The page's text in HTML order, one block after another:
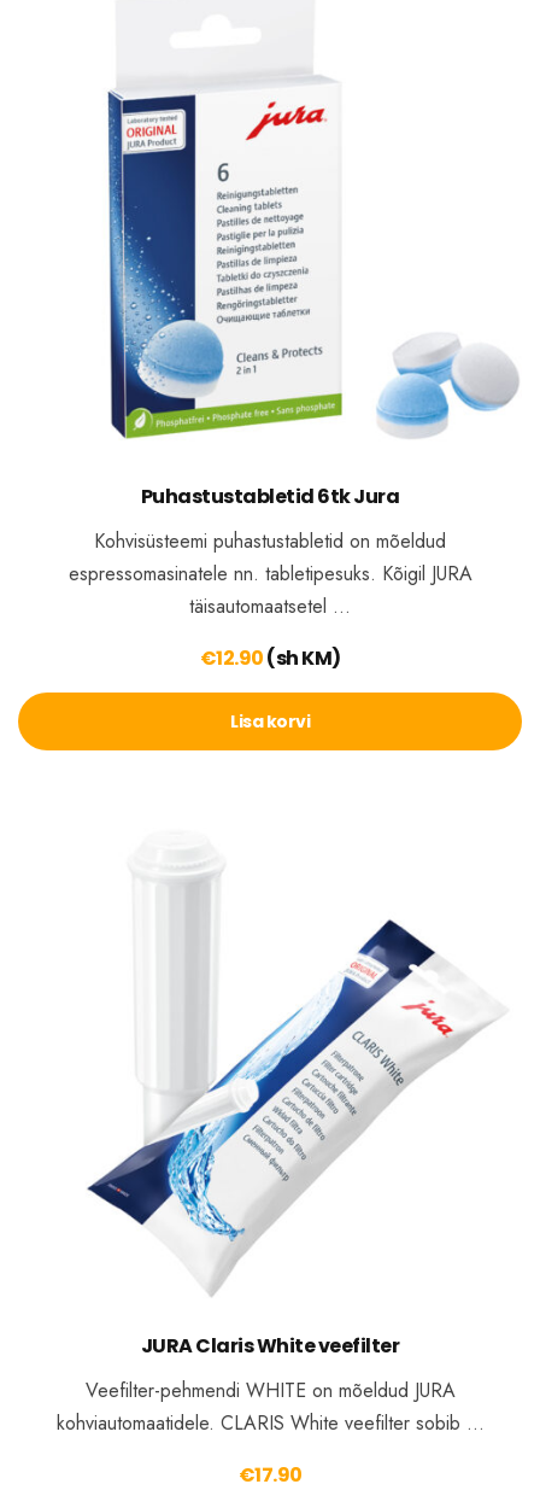
Puhastustabletid 6tk Jura
Kohvisüsteemi puhastustabletid on mõeldud
espressomasinatele nn. tabletipesuks. Kõigil JURA
täisautomaatsetel …
€12.90(sh KM)
Lisa korvi
JURA Claris White veefilter
Veefilter-pehmendi WHITE on mõeldud JURA
kohviautomaatidele. CLARIS White veefilter sobib …
€17.90